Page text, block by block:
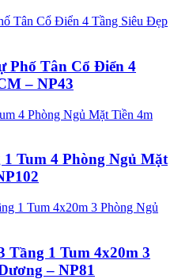
Phố Tân Cổ Điển 4
– NP43
Tum 4 Phòng Ngủ Mặt
Tầng 1 Tum 4x20m 3
– NP81